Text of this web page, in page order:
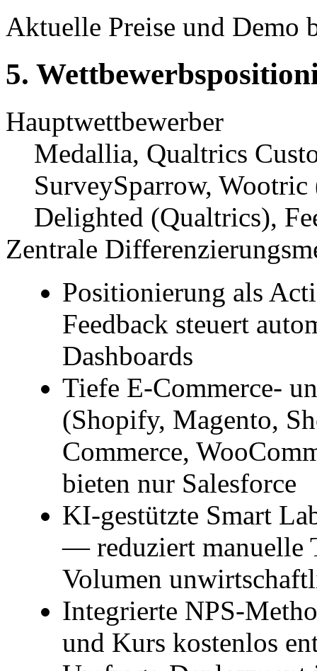
Aktuelle Preise und Demo
5.
Hauptwettbewerber
Medallia, Qualtrics
SurveySparrow,
Delighted (Qualtrics),
Zentrale
Positionierung als
Feedback steuert
Dashboards
Tiefe E-Commerce-
(Shopify, Magento,
Commerce,
bieten nur Salesforce
KI-gestützte Smart
— reduziert manuelle
Volumen
Integrierte NPS-
und Kurs kostenlos